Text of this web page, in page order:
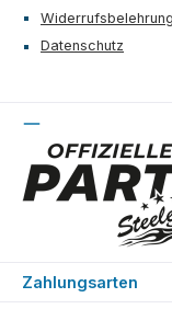
Widerrufsbelehrung
Datenschutz
Zahlungsarten